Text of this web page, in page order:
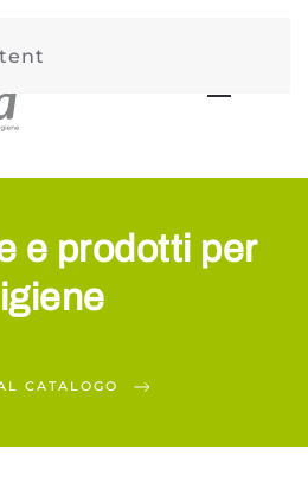
e prodotti per
CATALOGO